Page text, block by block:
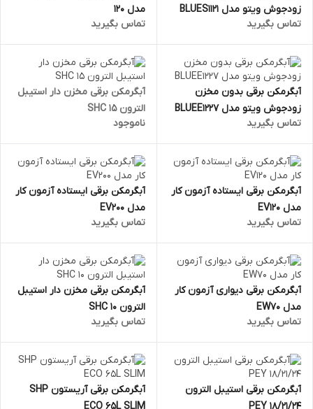
زودجوش ویتو مدل BLUES1121
تماس بگیرید
مدل 120
تماس بگیرید
آبگرمکن برقی بدون مخزن
زودجوش ویتو مدل BLUEE1227
تماس بگیرید
آبگرمکن برقی مخزن دار استیبل
الترون SHC 15
ناموجود
آبگرمکن برقی ایستاده آزمون کار
مدل EV120
تماس بگیرید
آبگرمکن برقی ایستاده آزمون کار
مدل EV200
تماس بگیرید
آبگرمکن برقی دیواری آزمون کار
مدل EW70
تماس بگیرید
آبگرمکن برقی مخزن دار استیبل
الترون SHC 10
تماس بگیرید
آبگرمکن برقی استیبل الترون
آبگرمکن برقی آریستون SHP